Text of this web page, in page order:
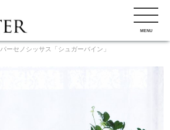
MENU
パーセノシッサス「シュガーバイン」